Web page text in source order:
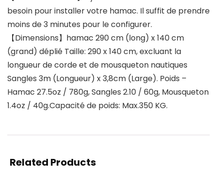
besoin pour installer votre hamac. Il suffit de prendre
moins de 3 minutes pour le configurer.
【Dimensions】hamac 290 cm (long) x 140 cm
(grand) déplié Taille: 290 x 140 cm, excluant la
longueur de corde et de mousqueton nautiques
Sangles 3m (Longueur) x 3,8cm (Large). Poids –
Hamac 27.5oz / 780g, Sangles 2.10 / 60g, Mousqueton
1.4oz / 40g.Capacité de poids: Max.350 KG.
Related Products